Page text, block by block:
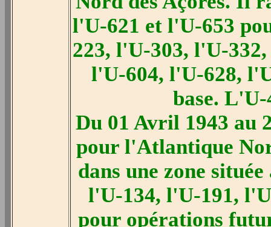
l'U-621 et l'U-653
223, l'U-303, l'U-
l'U-604, l'U-628,
base.
Du 01 Avril 1943 au
pour l'Atlantique
dans une zone
l'U-134, l'U-191,
pour opérations